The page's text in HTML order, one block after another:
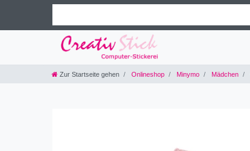
Zur Startseite gehen Onlineshop Minymo Mädchen